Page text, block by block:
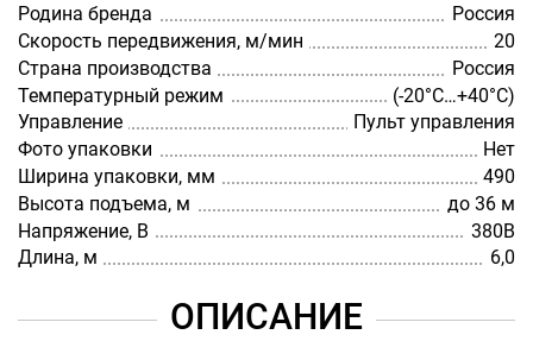
Родина бренда
Россия
Скорость передвижения, м/мин
20
Страна производства
Россия
Температурный режим
(-20°C…+40°C)
Управление
Пульт управления
Фото упаковки
Нет
Ширина упаковки, мм
490
Высота подъема, м
до 36 м
Напряжение, В
380В
Длина, м
6,0
ОПИСАНИЕ